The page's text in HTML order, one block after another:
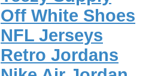
Off White Shoes
NFL Jerseys
Retro Jordans